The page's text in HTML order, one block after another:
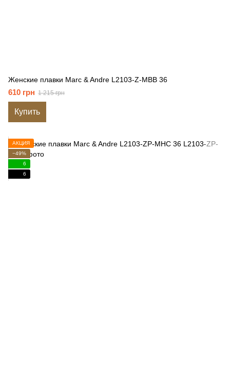
Женские плавки Marc & Andre L2103-Z-MBB 36
610 грн 1 215 грн
Купить
АКЦИЯ
−49%
6
6